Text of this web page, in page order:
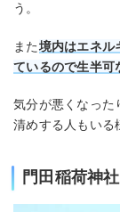
う。
また境内はエネル
ているので生半可
気分が悪くなった
清めする人もいる
門田稲荷神